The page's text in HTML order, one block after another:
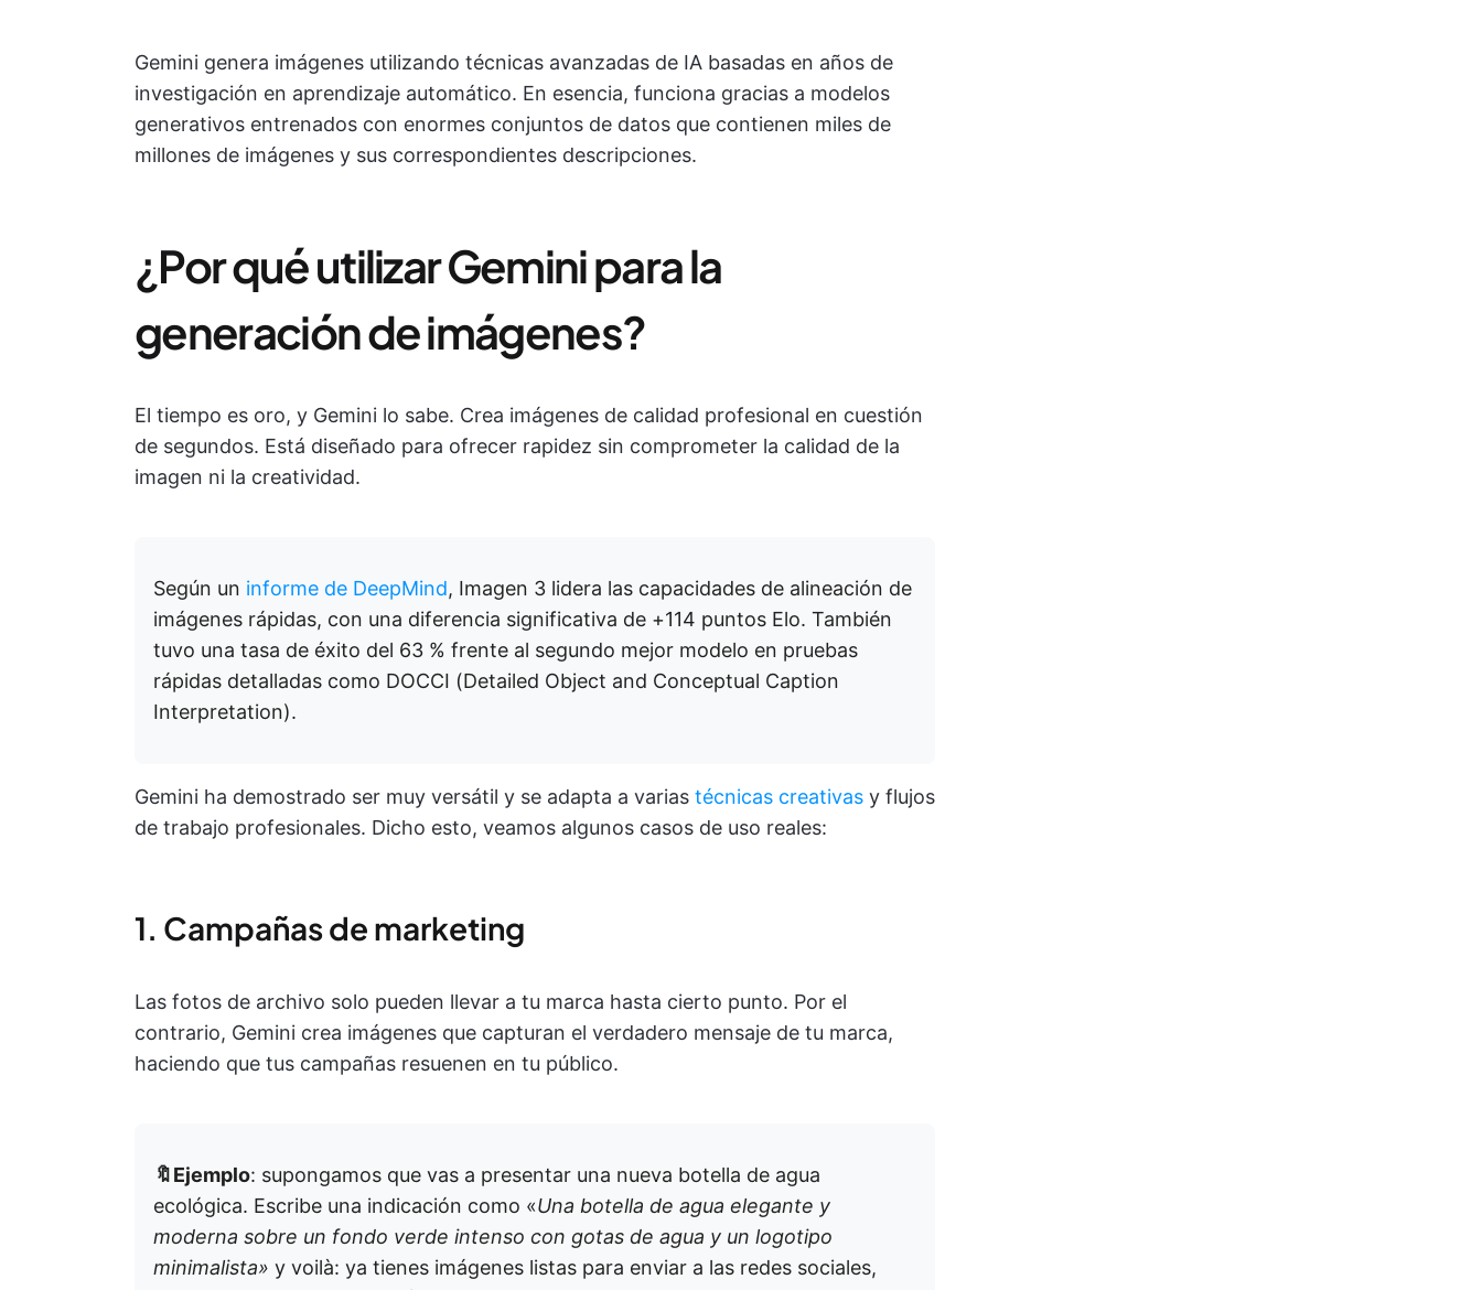
Gemini genera imágenes utilizando técnicas avanzadas de IA basadas en años de
investigación en aprendizaje automático. En esencia, funciona gracias a modelos
generativos entrenados con enormes conjuntos de datos que contienen miles de
millones de imágenes y sus correspondientes descripciones.
¿Por qué utilizar Gemini para la
generación de imágenes?
El tiempo es oro, y Gemini lo sabe. Crea imágenes de calidad profesional en cuestión
de segundos. Está diseñado para ofrecer rapidez sin comprometer la calidad de la
imagen ni la creatividad.
Según un informe de DeepMind, Imagen 3 lidera las capacidades de alineación de
imágenes rápidas, con una diferencia significativa de +114 puntos Elo. También
tuvo una tasa de éxito del 63 % frente al segundo mejor modelo en pruebas
rápidas detalladas como DOCCI (Detailed Object and Conceptual Caption
Interpretation).
Gemini ha demostrado ser muy versátil y se adapta a varias técnicas creativas y flujos
de trabajo profesionales. Dicho esto, veamos algunos casos de uso reales:
1. Campañas de marketing
Las fotos de archivo solo pueden llevar a tu marca hasta cierto punto. Por el
contrario, Gemini crea imágenes que capturan el verdadero mensaje de tu marca,
haciendo que tus campañas resuenen en tu público.
🔖Ejemplo: supongamos que vas a presentar una nueva botella de agua
ecológica. Escribe una indicación como «Una botella de agua elegante y
moderna sobre un fondo verde intenso con gotas de agua y un logotipo
minimalista» y voilà: ya tienes imágenes listas para enviar a las redes sociales,